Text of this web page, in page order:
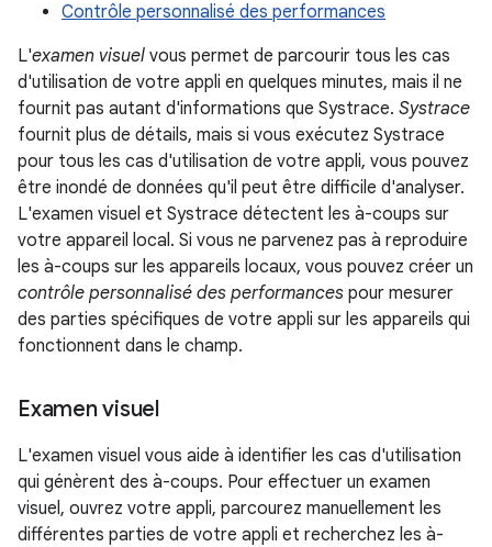
Contrôle personnalisé des performances
L'examen visuel vous permet de parcourir tous les cas
d'utilisation de votre appli en quelques minutes, mais il ne
fournit pas autant d'informations que Systrace. Systrace
fournit plus de détails, mais si vous exécutez Systrace
pour tous les cas d'utilisation de votre appli, vous pouvez
être inondé de données qu'il peut être difficile d'analyser.
L'examen visuel et Systrace détectent les à-coups sur
votre appareil local. Si vous ne parvenez pas à reproduire
les à-coups sur les appareils locaux, vous pouvez créer un
contrôle personnalisé des performances pour mesurer
des parties spécifiques de votre appli sur les appareils qui
fonctionnent dans le champ.
Examen visuel
L'examen visuel vous aide à identifier les cas d'utilisation
qui génèrent des à-coups. Pour effectuer un examen
visuel, ouvrez votre appli, parcourez manuellement les
différentes parties de votre appli et recherchez les à-